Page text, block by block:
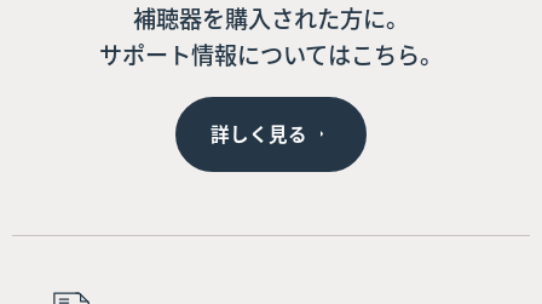
補聴器を購入された方に。
サポート情報についてはこちら。
詳しく見る